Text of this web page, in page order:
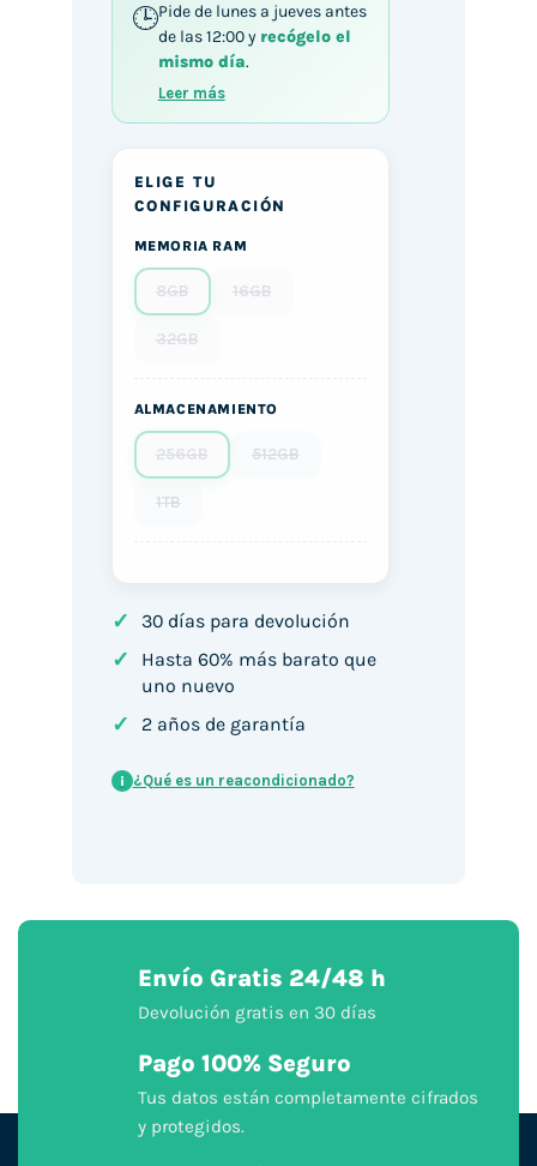
Pide de lunes a jueves antes
de las 12:00 y recógelo el
mismo día.
Leer más
ELIGE TU
CONFIGURACIÓN
MEMORIA RAM
8GB 16GB
32GB
ALMACENAMIENTO
256GB 512GB
1TB
✓ 30 días para devolución
✓
Hasta 60% más barato que
uno nuevo
✓ 2 años de garantía
i ¿Qué es un reacondicionado?
Envío Gratis 24/48 h
Devolución gratis en 30 días
Pago 100% Seguro
Tus datos están completamente cifrados
y protegidos.